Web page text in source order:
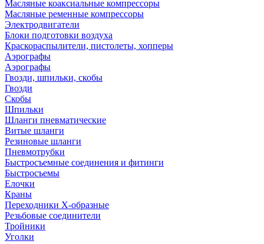
Масляные коаксиальные компрессоры
Масляные ременные компрессоры
Электродвигатели
Блоки подготовки воздуха
Краскораспылители, пистолеты, хопперы
Аэрографы
Аэрографы
Гвозди, шпильки, скобы
Гвозди
Скобы
Шпильки
Шланги пневматические
Витые шланги
Резиновые шланги
Пневмотрубки
Быстросъемные соединения и фитинги
Быстросъемы
Елочки
Краны
Переходники Х-образные
Резьбовые соединители
Тройники
Уголки